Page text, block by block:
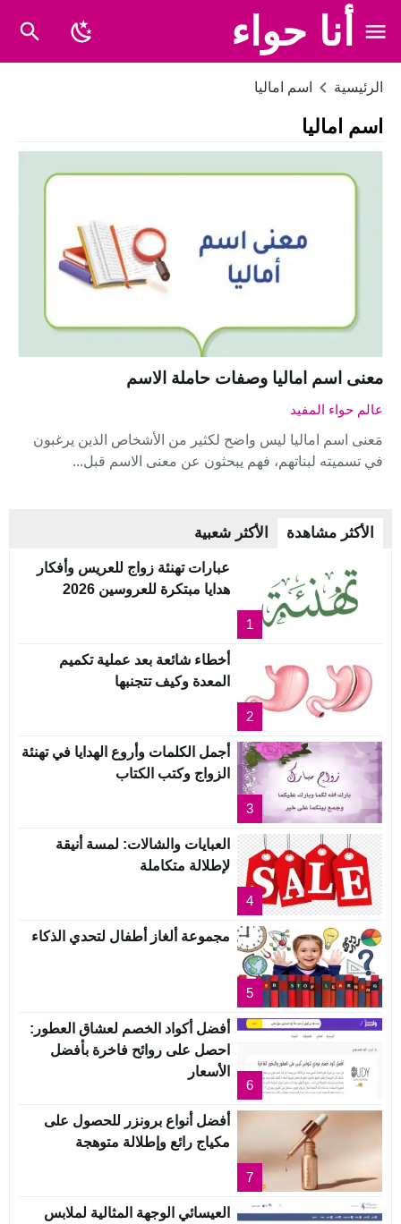
أنا حواء
الرئيسية اسم اماليا
اسم اماليا
معنى اسم اماليا وصفات حاملة الاسم
عالم حواء المفيد
مَعنى اسم اماليا ليس واضح لكثير من الأشخاص الذين يرغبون
في تسميته لبناتهم، فهم يبحثون عن معنى الاسم قبل...
الأكثر مشاهدة الأكثر شعبية
1
عبارات تهنئة زواج للعريس وأفكار
هدايا مبتكرة للعروسين 2026
2
أخطاء شائعة بعد عملية تكميم
المعدة وكيف تتجنبها
3
أجمل الكلمات وأروع الهدايا في تهنئة
الزواج وكتب الكتاب
4
العبايات والشالات: لمسة أنيقة
لإطلالة متكاملة
5
مجموعة ألغاز أطفال لتحدي الذكاء
6
أفضل أكواد الخصم لعشاق العطور:
احصل على روائح فاخرة بأفضل
الأسعار
7
أفضل أنواع برونزر للحصول على
مكياج رائع وإطلالة متوهجة
العيسائي الوجهة المثالية لملابس